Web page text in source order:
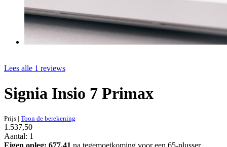
Lees alle 1 reviews
Signia Insio 7 Primax
Prijs | Toon de berekening
1.537,50
Aantal: 1